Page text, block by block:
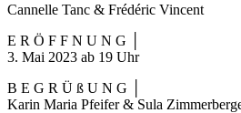
Cannelle Tanc & Frédéric Vincent
E R Ö F F N U N G │
3. Mai 2023 ab 19 Uhr
B E G R Ü ß U N G │
Karin Maria Pfeifer & Sula